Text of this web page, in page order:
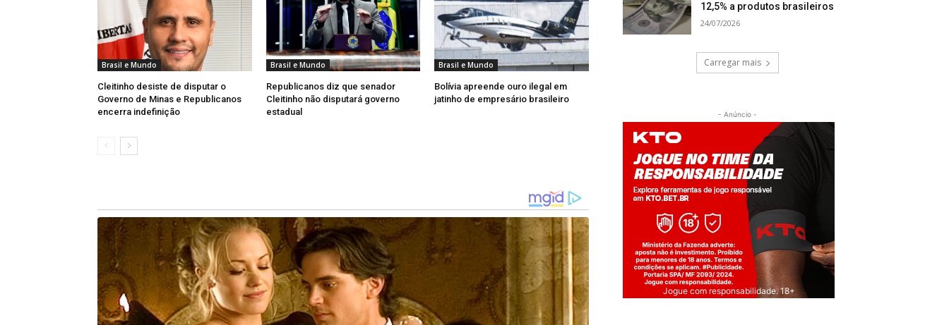
Brasil e Mundo
Cleitinho desiste de disputar o
Governo de Minas e Republicanos
encerra indefinição
Brasil e Mundo
Republicanos diz que senador
Cleitinho não disputará governo
estadual
Brasil e Mundo
Bolívia apreende ouro ilegal em
jatinho de empresário brasileiro
12,5% a produtos brasileiros
24/07/2026
Carregar mais
- Anúncio -
Jogue com responsabilidade. 18+